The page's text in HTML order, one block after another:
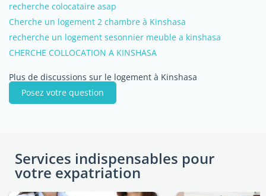
recherche colocataire asap
Cherche un logement 2 chambre à Kinshasa
recherche un logement sesonnier meuble a kinshasa
CHERCHE COLLOCATION A KINSHASA
Plus de discussions sur le logement à Kinshasa
Posez votre question
Services indispensables pour
votre expatriation